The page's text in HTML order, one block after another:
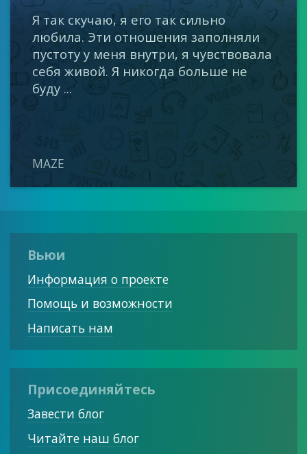
Я так скучаю, я его так сильно
любила. Эти отношения заполняли
пустоту у меня внутри, я чувствовала
себя живой. Я никогда больше не
буду ...
MAZE
Вьюи
Информация о проекте
Помощь и возможности
Написать нам
Присоединяйтесь
Завести блог
Читайте наш блог